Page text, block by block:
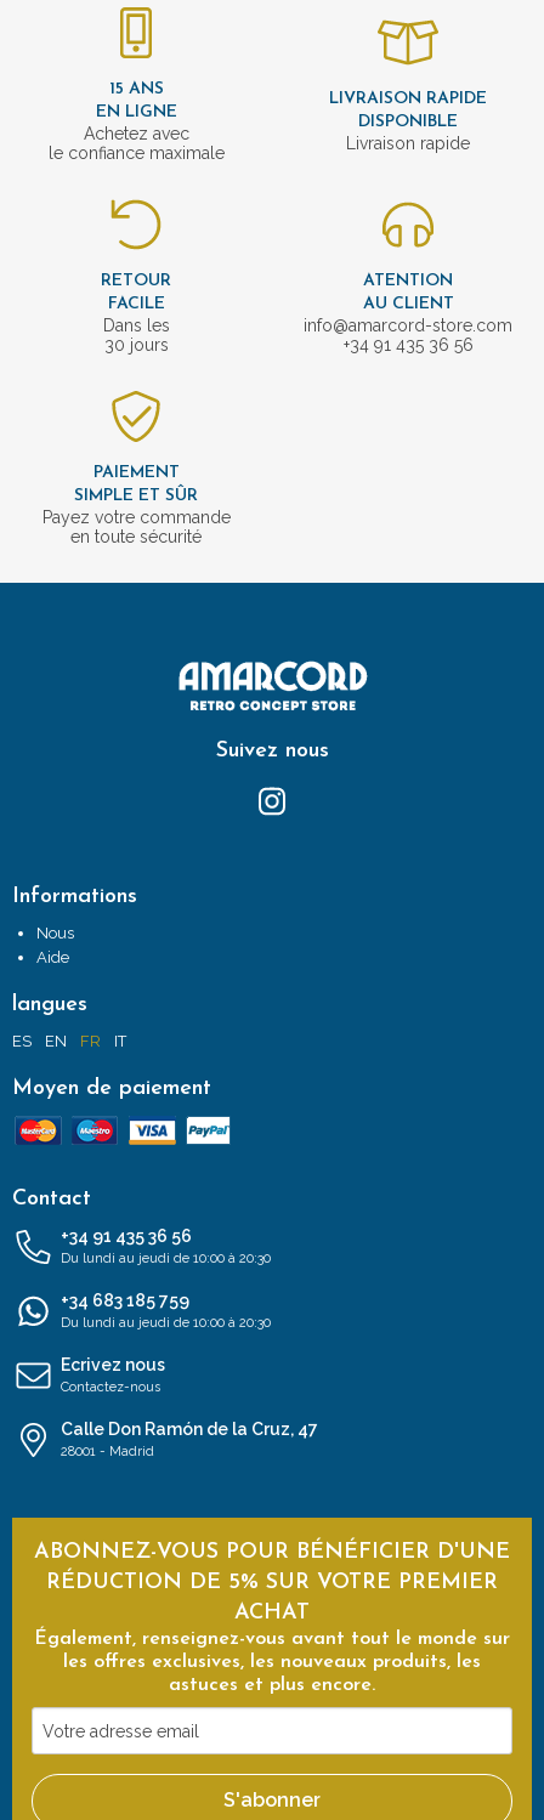
15 ANS
EN LIGNE
Achetez avec
le confiance maximale
LIVRAISON RAPIDE
DISPONIBLE
Livraison rapide
RETOUR
FACILE
Dans les
30 jours
ATENTION
AU CLIENT
info@amarcord-store.com
+34 91 435 36 56
PAIEMENT
SIMPLE ET SÛR
Payez votre commande
en toute sécurité
Suivez nous
Informations
Nous
Aide
langues
ES EN FR IT
Moyen de paiement
Contact
+34 91 435 36 56
Du lundi au jeudi de 10:00 à 20:30
+34 683 185 759
Du lundi au jeudi de 10:00 à 20:30
Ecrivez nous
Contactez-nous
Calle Don Ramón de la Cruz, 47
28001 - Madrid
ABONNEZ-VOUS POUR BÉNÉFICIER D'UNE
RÉDUCTION DE 5% SUR VOTRE PREMIER
ACHAT
Également, renseignez-vous avant tout le monde sur
les offres exclusives, les nouveaux produits, les
astuces et plus encore.
Votre
adresse
email
S'abonner